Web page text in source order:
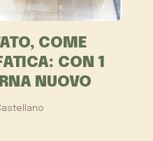
COME
CON 1
NUOVO